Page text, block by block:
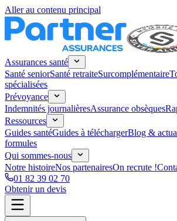
Aller au contenu principal
Assurances santé
Santé seniorSanté retraiteSurcomplémentaire
spécialisées
Prévoyance
Indemnités journalièresAssurance obsèques
Ressources
Guides santéGuides à téléchargerBlog &
formules
Qui sommes-nous
Notre histoireNos partenairesOn recrute !
01 82 39 02 70
Obtenir un devis